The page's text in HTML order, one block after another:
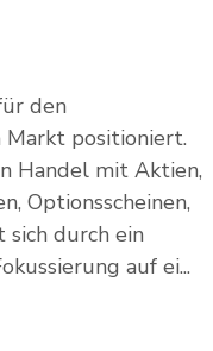
den
Markt positioniert.
Handel mit Aktien,
Optionsscheinen,
sich durch ein
auf ei...